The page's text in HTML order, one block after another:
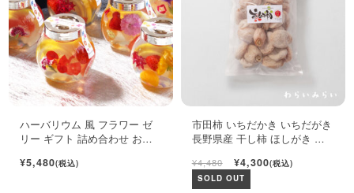
ハーバリウム 風 フラワー ゼ
リー ギフト 詰め合わせ おし
¥5,480(税込)
市田柿 いちだかき いちだがき
長野県産 干し柿 ほしがき い
¥4,480 ¥4,300(税込)
SOLD OUT